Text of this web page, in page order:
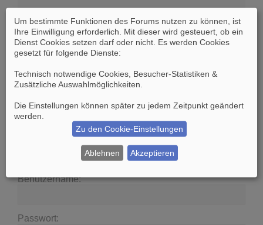
Sind Sie sich sicher, dass Sie alle Cookies des
Boards löschen möchten?
SucheErweiterte Suche
Benutzername:
Passwort:
Um bestimmte Funktionen des Forums nutzen zu können, ist
Ihre Einwilligung erforderlich. Mit dieser wird gesteuert, ob ein
Dienst Cookies setzen darf oder nicht. Es werden Cookies
gesetzt für folgende Dienste:
Technisch notwendige Cookies, Besucher-Statistiken &
Zusätzliche Auswahlmöglichkeiten
Die Einstellungen können später zu jedem Zeitpunkt geändert
werden.
Zu den Cookie-Einstellungen
Ablehnen Akzeptieren